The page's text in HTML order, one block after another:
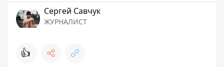
Сергей Савчук
ЖУРНАЛИСТ
👍